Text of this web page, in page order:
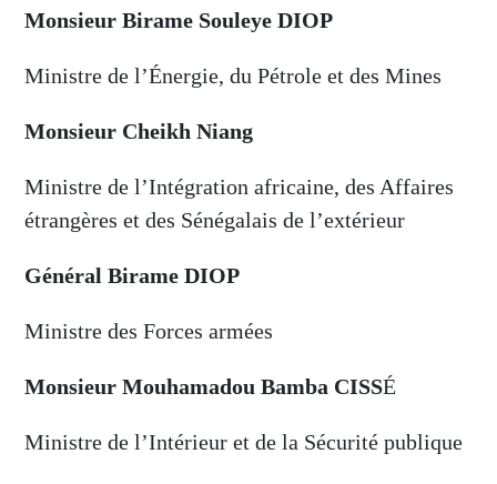
Monsieur Birame Souleye DIOP
Ministre de l’Énergie, du Pétrole et des Mines
Monsieur Cheikh Niang
Ministre de l’Intégration africaine, des Affaires
étrangères et des Sénégalais de l’extérieur
Général Birame DIOP
Ministre des Forces armées
Monsieur Mouhamadou Bamba CISSÉ
Ministre de l’Intérieur et de la Sécurité publique